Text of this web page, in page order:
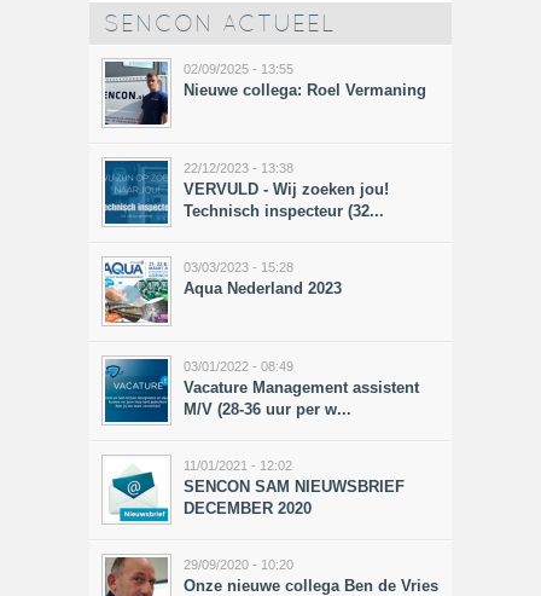
SENCON ACTUEEL
02/09/2025 - 13:55
Nieuwe collega: Roel Vermaning
22/12/2023 - 13:38
VERVULD - Wij zoeken jou!
Technisch inspecteur (32...
03/03/2023 - 15:28
Aqua Nederland 2023
03/01/2022 - 08:49
Vacature Management assistent
M/V (28-36 uur per w...
11/01/2021 - 12:02
SENCON SAM NIEUWSBRIEF
DECEMBER 2020
29/09/2020 - 10:20
Onze nieuwe collega Ben de Vries